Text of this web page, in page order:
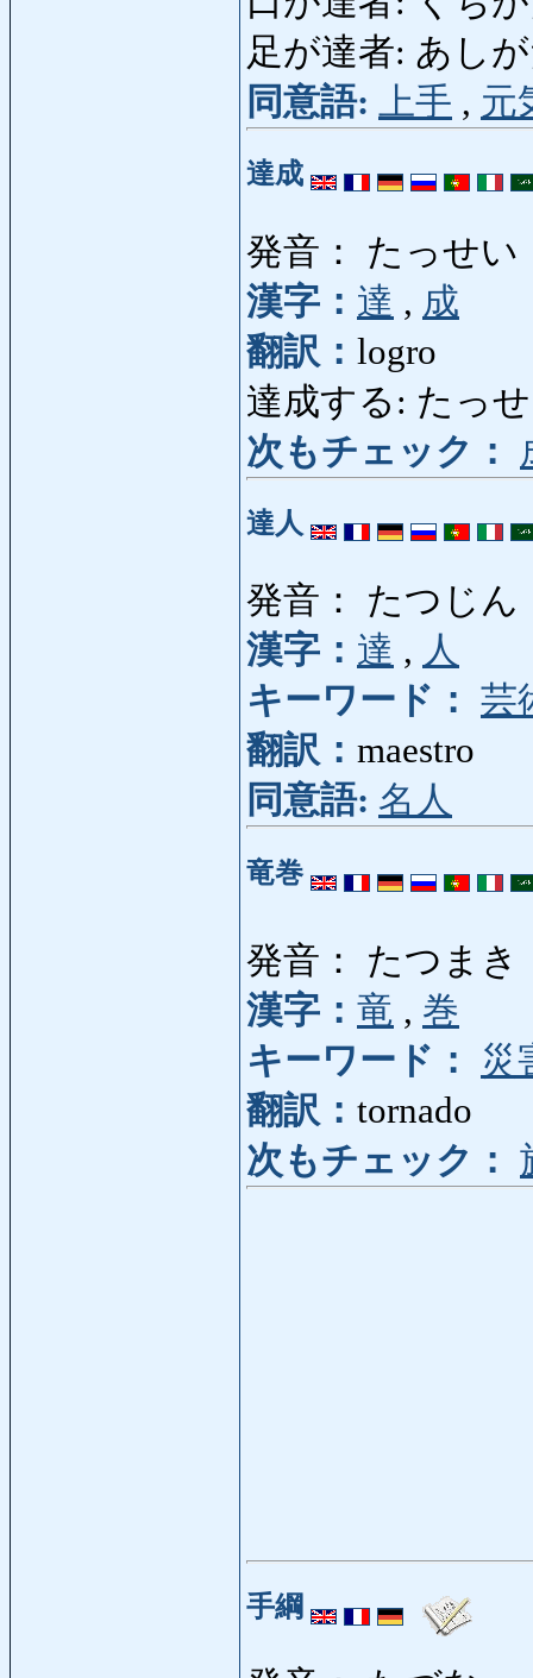
足が達者: あしが
同意語: 上手 , 元
達成
発音： たっせい
漢字： 達 , 成
翻訳： logro
達成する: たっ
次もチェック：
達人
発音： たつじん
漢字： 達 , 人
キーワード： 芸
翻訳： maestro
同意語: 名人
竜巻
発音： たつまき
漢字： 竜 , 巻
キーワード：
災
翻訳： tornado
次もチェック：
手綱